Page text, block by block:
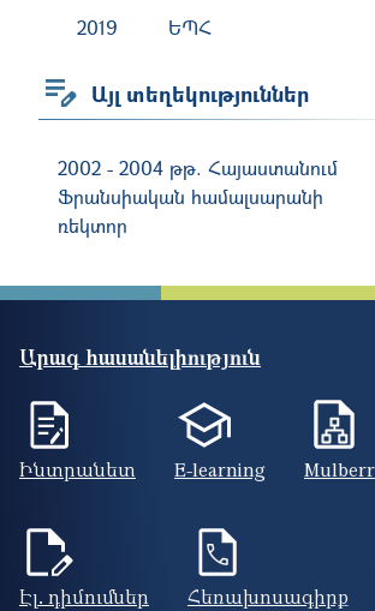
2019 ԵՊՀ
Այլ տեղեկություններ
2002 - 2004 թթ. Հայաստանում
Ֆրանսիական համալսարանի
ռեկտոր
Արագ հասանելիություն
Ինտրանետ E-learning
Էլ. դիմումներ Հեռախոսագիրք